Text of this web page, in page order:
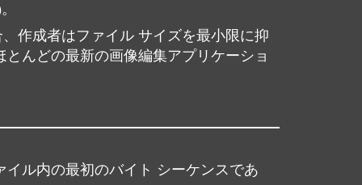
作成者はファイル サイズを最小限に抑
んどの最新の画像編集アプリケーショ
ル内の最初のバイト シーケンスであ